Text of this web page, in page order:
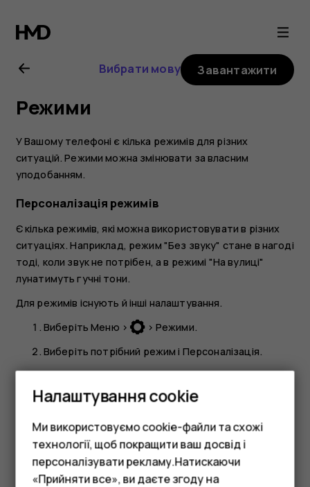
Посібник
користувача
Nokia
105
(2017)
Вибрати мову Завантажити
Режими
У Вашому телефоні є кілька режимів для різних
ситуацій. Режими можна змінювати за власним
уподобанням.
Персоналізація режимів
Є кілька режимів, які можна використовувати в різних
ситуаціях. Наприклад, режим "Без звуку" стане в нагоді
тоді, коли звук не потрібен, а в режимі "На вулиці"
лунатимуть гучні тони.
Для режимів існують й інші налаштування.
ВиберітьМеню > > Режими.
Виберіть потрібний режим і Персоналізація.
Для кожного режиму можна встановити сигнал дзвінка
та його гучність, сигнали повідомлень та інші
Порада.
Можна додати різні режими до меню
Вибранедля швидкого доступу.
Налаштування cookie
Ми використовуємо cookie-файли та схожі
технології, щоб покращити ваш досвід і
персоналізувати рекламу.Натискаючи
«Прийняти все», ви даєте згоду на